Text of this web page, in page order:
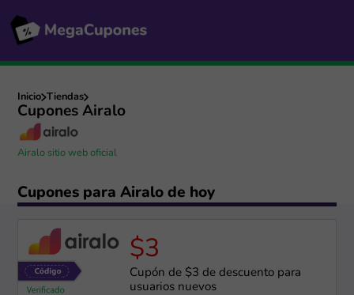
Inicio Tiendas
Cupones Airalo
Airalo sitio web oficial
Cupones para Airalo de hoy
$3
Cupón de $3 de descuento para
usuarios nuevos